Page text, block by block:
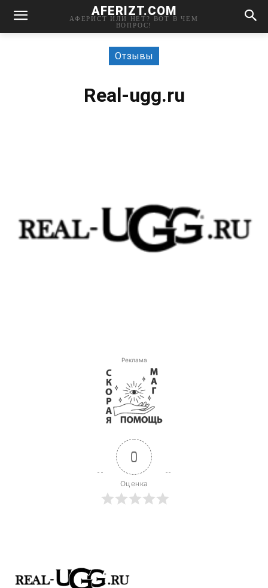
AFERIZT.COM
АФЕРИСТ ИЛИ НЕТ? ВОТ В ЧЕМ
ВОПРОС!
Отзывы
Real-ugg.ru
Реклама
0
Оценка